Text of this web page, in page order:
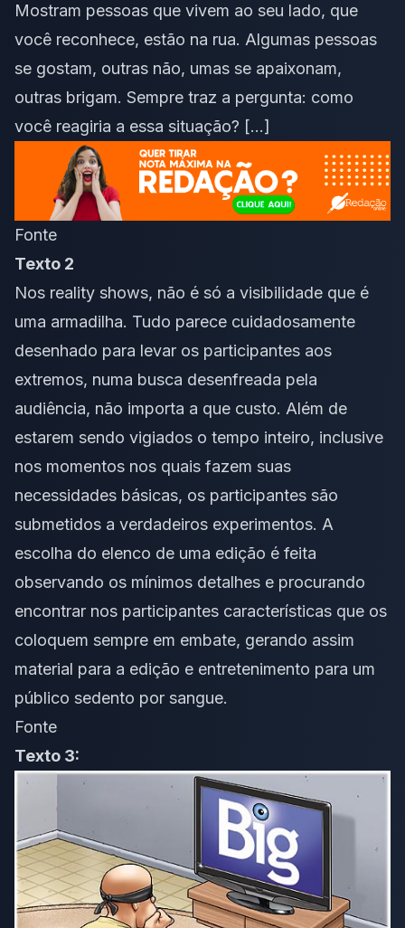
Mostram pessoas que vivem ao seu lado, que
você reconhece, estão na rua. Algumas pessoas
se gostam, outras não, umas se apaixonam,
outras brigam. Sempre traz a pergunta: como
você reagiria a essa situação? […]
Fonte
Texto 2
Nos reality shows, não é só a visibilidade que é
uma armadilha. Tudo parece cuidadosamente
desenhado para levar os participantes aos
extremos, numa busca desenfreada pela
audiência, não importa a que custo. Além de
estarem sendo vigiados o tempo inteiro, inclusive
nos momentos nos quais fazem suas
necessidades básicas, os participantes são
submetidos a verdadeiros experimentos. A
escolha do elenco de uma edição é feita
observando os mínimos detalhes e procurando
encontrar nos participantes características que os
coloquem sempre em embate, gerando assim
material para a edição e entretenimento para um
público sedento por sangue.
Fonte
Texto 3: